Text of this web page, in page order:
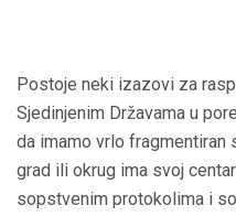
Postoje neki izazovi za
Sjedinjenim Državama u
da imamo vrlo fragmentiran
grad ili okrug ima svoj
sopstvenim protokolima i